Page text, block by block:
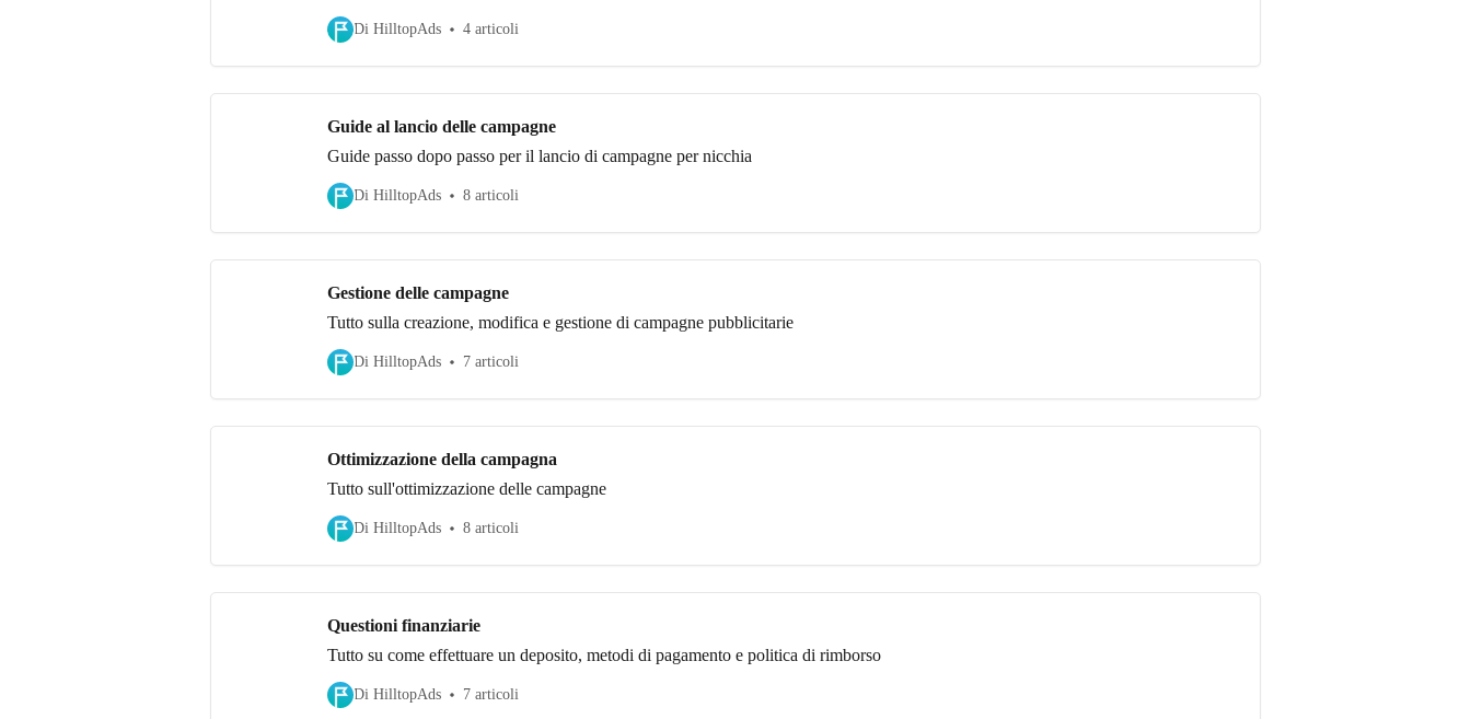
Di HilltopAds 4 articoli
Guide al lancio delle campagne
Guide passo dopo passo per il lancio di campagne per nicchia
Di HilltopAds 8 articoli
Gestione delle campagne
Tutto sulla creazione, modifica e gestione di campagne pubblicitarie
Di HilltopAds 7 articoli
Ottimizzazione della campagna
Tutto sull'ottimizzazione delle campagne
Di HilltopAds 8 articoli
Questioni finanziarie
Tutto su come effettuare un deposito, metodi di pagamento e politica di rimborso
Di HilltopAds 7 articoli